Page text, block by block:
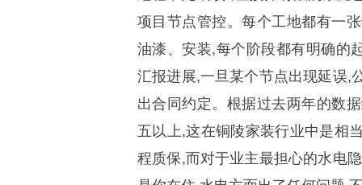
项目节点管控。每个工地都有一
油漆、安装,每个阶段都有明确的
汇报进展,一旦某个节点出现延误,
出合同约定。根据过去两年的数
五以上,这在铜陵家装行业中是相
程质保,而对于业主最担心的水电